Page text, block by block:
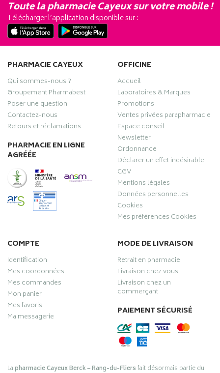
Toute la pharmacie Cayeux sur votre mobile !
Télécharger l’application disponible sur :
PHARMACIE CAYEUX
Qui sommes-nous ?
Groupement Pharmabest
Poser une question
Contactez-nous
Retours et réclamations
PHARMACIE EN LIGNE
AGRÉÉE
OFFICINE
Accueil
Laboratoires & Marques
Promotions
Ventes privées parapharmacie
Espace conseil
Newsletter
Ordonnance
Déclarer un effet indésirable
CGV
Mentions légales
Données personnelles
Cookies
Mes préférences Cookies
COMPTE
Identification
Mes coordonnées
Mes commandes
Mon panier
Mes favoris
Ma messagerie
MODE DE LIVRAISON
Retrait en pharmacie
Livraison chez vous
Livraison chez un
commerçant
PAIEMENT SÉCURISÉ
Lapharmacie Cayeux Berck – Rang-du-Fliersfait désormais partie du